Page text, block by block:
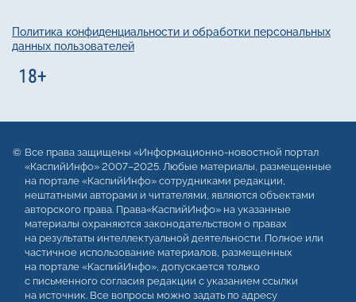
Политика конфиденциальности и обработки персональных
данных пользователей
Все права защищены «Информационно-новостной портал
«КаспийИнфо» 2007–2025. Любые материалы, размещенные
на портале «КаспийИнфо» сотрудниками редакции,
нештатными авторами и читателями, являются объектами
авторского права. Права«КаспийИнфо» на указанные
материалы охраняются законодательством о правах
на результаты интеллектуальной деятельности. Полное или
частичное использование материалов, размещенных
на портале «КаспийИнфо», допускается только
с письменного согласия редакции с указанием ссылки
на источник. Все вопросы можно задать по адресу